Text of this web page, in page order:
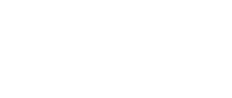
réseau de distributeurs et
de votre projet à notre service